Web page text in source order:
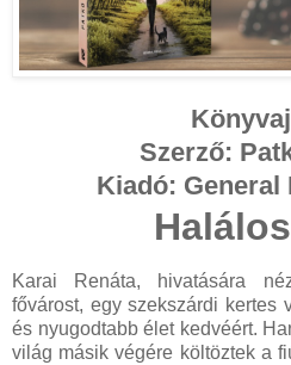
Szerző:
Kiadó: General
Karai Renáta, hivatására
fővárost, egy szekszárdi kertes
és nyugodtabb élet kedvéért.
világ másik végére költöztek a